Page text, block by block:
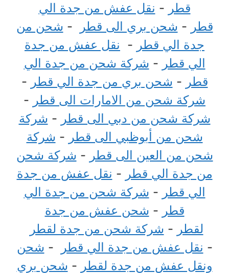
قطر - نقل عفش من جدة الي
قطر - شحن بري الى قطر - شحن من
جدة الي قطر - نقل عفش من جدة
الي قطر - شركة شحن من جدة الي
قطر - شحن بري من جدة الي قطر -
شركة شحن من الامارات الى قطر -
شركة شحن من دبي الى قطر - شركة
شحن من أبوظبي الى قطر - شركة
شحن من العين الى قطر - شركة شحن
من جدة الي قطر - نقل عفش من جدة
الي قطر - شركة شحن من جدة الي
قطر - شحن عفش من جدة
لقطر - شركة شحن من جدة لقطر
- نقل عفش من جدة الي قطر - شحن
ونقل عفش من جدة لقطر - شحن بري